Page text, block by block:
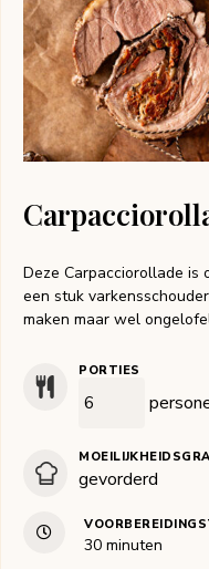
Deze Carpacciorollade is
een stuk
maken maar wel
PORTIES
gevorderd
30minuten
minuten